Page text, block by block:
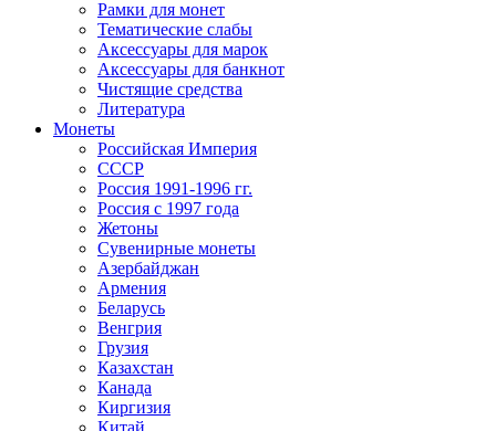
Рамки для монет
Тематические слабы
Аксессуары для марок
Аксессуары для банкнот
Чистящие средства
Литература
Монеты
Российская Империя
СССР
Россия 1991-1996 гг.
Россия с 1997 года
Жетоны
Сувенирные монеты
Азербайджан
Армения
Беларусь
Венгрия
Грузия
Казахстан
Канада
Киргизия
Китай